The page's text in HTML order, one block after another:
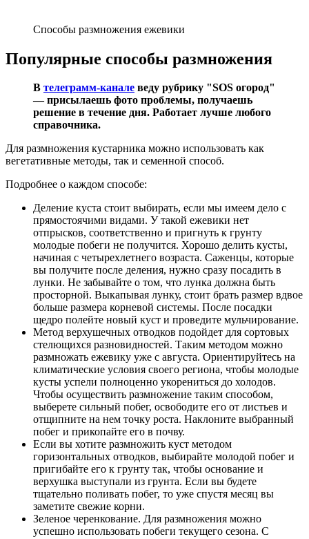
Способы размножения ежевики
Популярные способы размножения
В телеграмм-канале веду рубрику "SOS огород"
— присылаешь фото проблемы, получаешь
решение в течение дня. Работает лучше любого
справочника.
Для размножения кустарника можно использовать как
вегетативные методы, так и семенной способ.
Подробнее о каждом способе:
Деление куста стоит выбирать, если мы имеем дело с
прямостоячими видами. У такой ежевики нет
отпрысков, соответственно и пригнуть к грунту
молодые побеги не получится. Хорошо делить кусты,
начиная с четырехлетнего возраста. Саженцы, которые
вы получите после деления, нужно сразу посадить в
лунки. Не забывайте о том, что лунка должна быть
просторной. Выкапывая лунку, стоит брать размер вдвое
больше размера корневой системы. После посадки
щедро полейте новый куст и проведите мульчирование.
Метод верхушечных отводков подойдет для сортовых
стелющихся разновидностей. Таким методом можно
размножать ежевику уже с августа. Ориентируйтесь на
климатические условия своего региона, чтобы молодые
кусты успели полноценно укорениться до холодов.
Чтобы осуществить размножение таким способом,
выберете сильный побег, освободите его от листьев и
отщипните на нем точку роста. Наклоните выбранный
побег и прикопайте его в почву.
Если вы хотите размножить куст методом
горизонтальных отводков, выбирайте молодой побег и
пригибайте его к грунту так, чтобы основание и
верхушка выступали из грунта. Если вы будете
тщательно поливать побег, то уже спустя месяц вы
заметите свежие корни.
Зеленое черенкование. Для размножения можно
успешно использовать побеги текущего сезона. С